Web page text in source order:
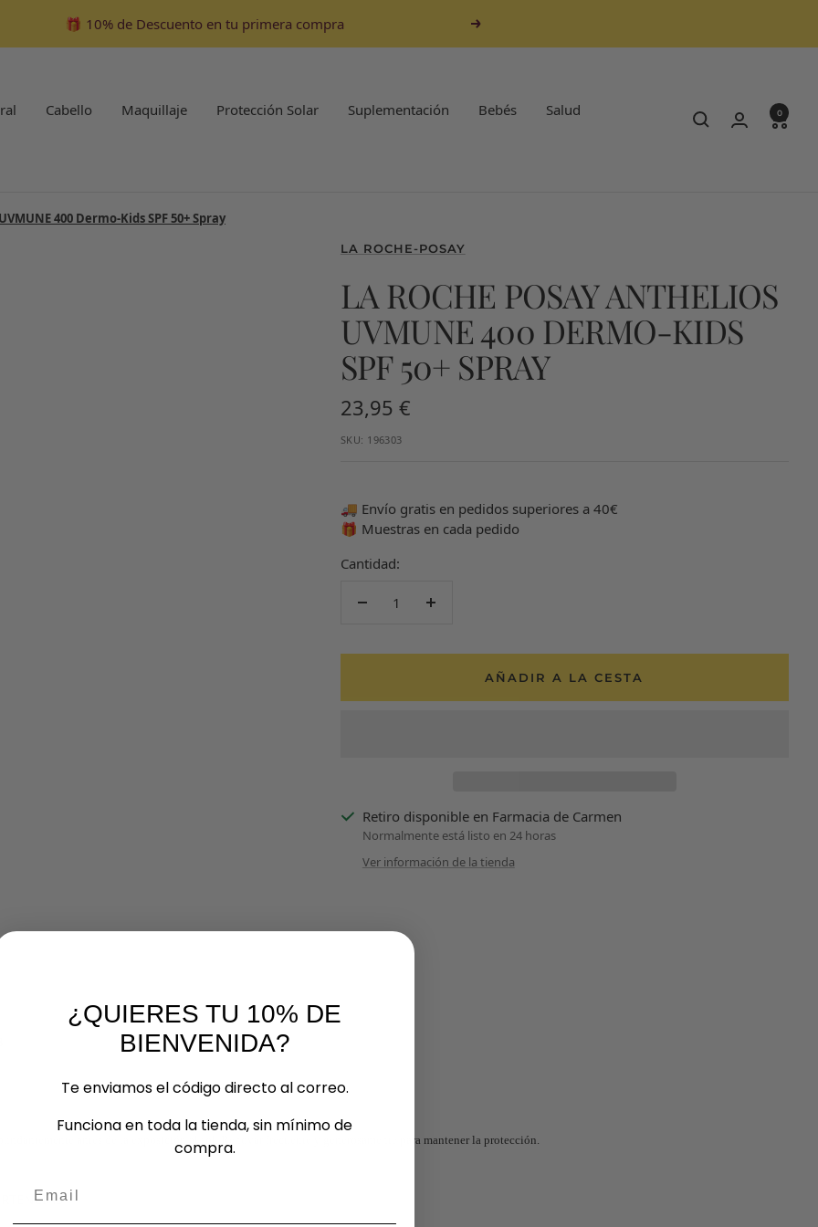
🎁 10% de Descuento en tu primera compra Siguiente
Cabello Maquillaje Protección Solar Suplementación Bebés Salud 0
400 Dermo-Kids SPF 50+ Spray
LA ROCHE-POSAY
LA ROCHE POSAY ANTHELIOS
UVMUNE 400 DERMO-KIDS
SPF 50+ SPRAY
Precio
de
23,95 €
SKU: 196303
🚚 Envío gratis en pedidos superiores a 40€
🎁 Muestras en cada pedido
Cantidad:
Decrecer
Aumentar
AÑADIR A LA CESTA
Retiro disponible en Farmacia de Carmen
Normalmente está listo en 24 horas
Ver información de la tienda
antes de la exposición al sol. Renovar frecuente y generosamente para mantener la protección.
¿QUIERES TU 10% DE
BIENVENIDA?
Te enviamos el código directo al correo.
Funciona en toda la tienda, sin mínimo de
compra.